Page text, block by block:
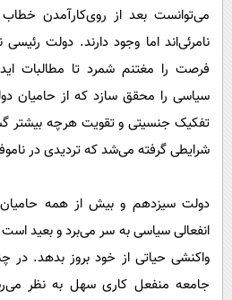
می‌توانست بعد از روی‌کارآمدن
نامرئی‌اند اما وجود دارند. دولت
فرصت را مغتنم شمرد تا مطالبات
سیاسی را محقق سازد که از حامیان
تفکیک جنسیتی و تقویت هرچه بیشتر
شرایطی گرفته می‌شد که تردیدی در
دولت سیزدهم و بیش از همه
انفعالی سیاسی به سر می‌برد و بعید است
واکنشی حیاتی از خود بروز بدهد. در
جامعه منفعل کاری سهل به نظر